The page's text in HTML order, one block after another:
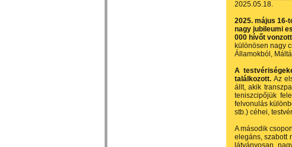
2025.05.18.
2025. május 16-
nagy jubileumi
000 hívőt
különösen nagy
Államokból,
A
találkozott. Az
állt, akik
teniszcipőjük
felvonulás
stb.) céhei,
A második
elegáns, szabott
látványosan